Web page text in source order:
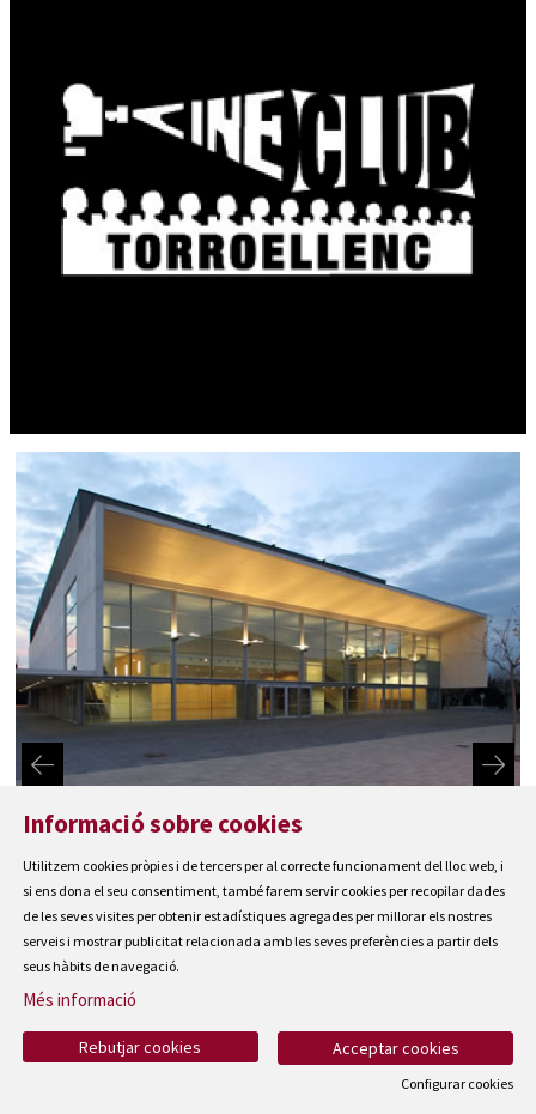
Diapositiva 1 de 2: Festival de Torroella de Montgrí
T 972 75 81 12 · Plaça de la Vila, 1 · 17257 Torroella de Montgrí
Informació sobre cookies
Utilitzem cookies pròpies i de tercers per al correcte funcionament del lloc web, i
si ens dona el seu consentiment, també farem servir cookies per recopilar dades
de les seves visites per obtenir estadístiques agregades per millorar els nostres
serveis i mostrar publicitat relacionada amb les seves preferències a partir dels
seus hàbits de navegació.
Més informació
Acceptar cookies
Rebutjar cookies
Configurar cookies